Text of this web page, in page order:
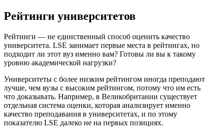
Рейтинги университетов
Рейтинги — не единственный способ оценить качество
университета. LSE занимает первые места в рейтингах, но
подходит ли этот вуз именно вам? Готовы ли вы к такому
уровню академической нагрузки?
Университеты с более низким рейтингом иногда преподают
лучше, чем вузы с высоким рейтингом, потому что им есть
что доказывать. Например, в Великобритании существует
отдельная система оценки, которая анализирует именно
качество преподавания в университетах, и по этому
показателю LSE далеко не на первых позициях.